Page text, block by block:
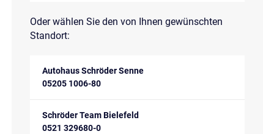
Oder wählen Sie den von Ihnen gewünschten
Standort:
Autohaus Schröder Senne
05205 1006-80
Schröder Team Bielefeld
0521 329680-0